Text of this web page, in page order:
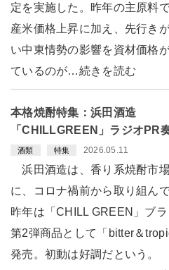
定を実施した。昨年の主原料
産米価格上昇に加え、先行き
い中東情勢の影響を資材価格
ているのが…続きを読む
本格焼酎特集：浜田酒造
「CHILLGREEN」ラジオPR
酒類 特集 2026.05.11
浜田酒造は、香り系焼酎市
に、コロナ禍前から取り組んで
昨年は「CHILL GREEN」ブ
第2弾商品として「bitter＆
発売。初動は好調だという。